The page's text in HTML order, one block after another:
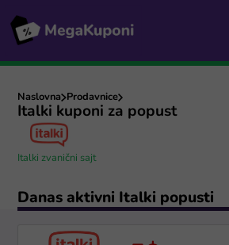
Naslovna Prodavnice
Italki kuponi za popust
Italki zvanični sajt
Danas aktivni Italki popusti